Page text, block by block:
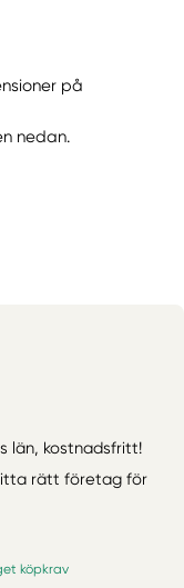
på
nedan.
län, kostnadsfritt!
rätt företag för
köpkrav